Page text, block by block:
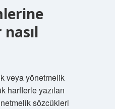
veya yönetmelik
harflerle yazılan
sözcükleri